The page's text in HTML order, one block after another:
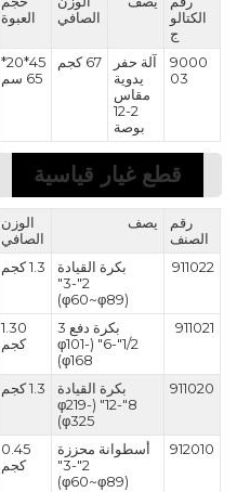
الكتالو
ج
الصافي
العبوة
9000
03
آلة حفر
يدوية
مقاس
2-12
بوصة
67 كجم
45*20*
65 سم
قطع غيار قياسية
رقم
الصنف
يصف
الوزن
الصافي
911022
بكرة القيادة
2"-3"
(φ60~φ89)
1.3 كجم
911021
بكرة دفع 3
1/2"-6" (φ101-
φ168)
1.30
كجم
911020
بكرة القيادة
8"-12" (φ219-
φ325)
1.3 كجم
912010
أسطوانة محززة
2"-3"
(φ60~φ89)
0.45
كجم